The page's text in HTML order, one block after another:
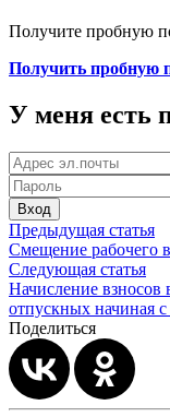
Получите пробную
Получить пробную
У меня есть
Вход
Предыдущая статья
Смещение рабочего
Следующая статья
Начисление взносов
отпускных начиная
Поделиться